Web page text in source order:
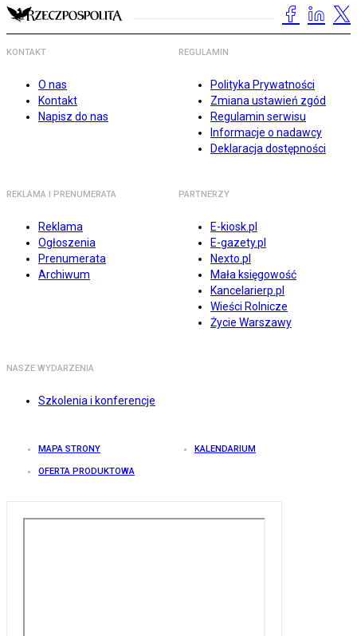
KONTAKT
O nas
Kontakt
Napisz do nas
REGULAMIN
Polityka Prywatności
Zmiana ustawień zgód
Regulamin serwisu
Informacje o nadawcy
Deklaracja dostępności
REKLAMA I PRENUMERATA
Reklama
Ogłoszenia
Prenumerata
Archiwum
PARTNERZY
E-kiosk.pl
E-gazety.pl
Nexto.pl
Mała księgowość
Kancelarierp.pl
Wieści Rolnicze
Życie Warszawy
NASZE WYDARZENIA
Szkolenia i konferencje
MAPA STRONY KALENDARIUM
OFERTA PRODUKTOWA